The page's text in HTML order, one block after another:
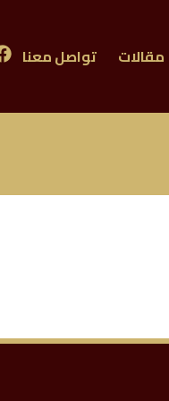
مقالات تواصل معنا